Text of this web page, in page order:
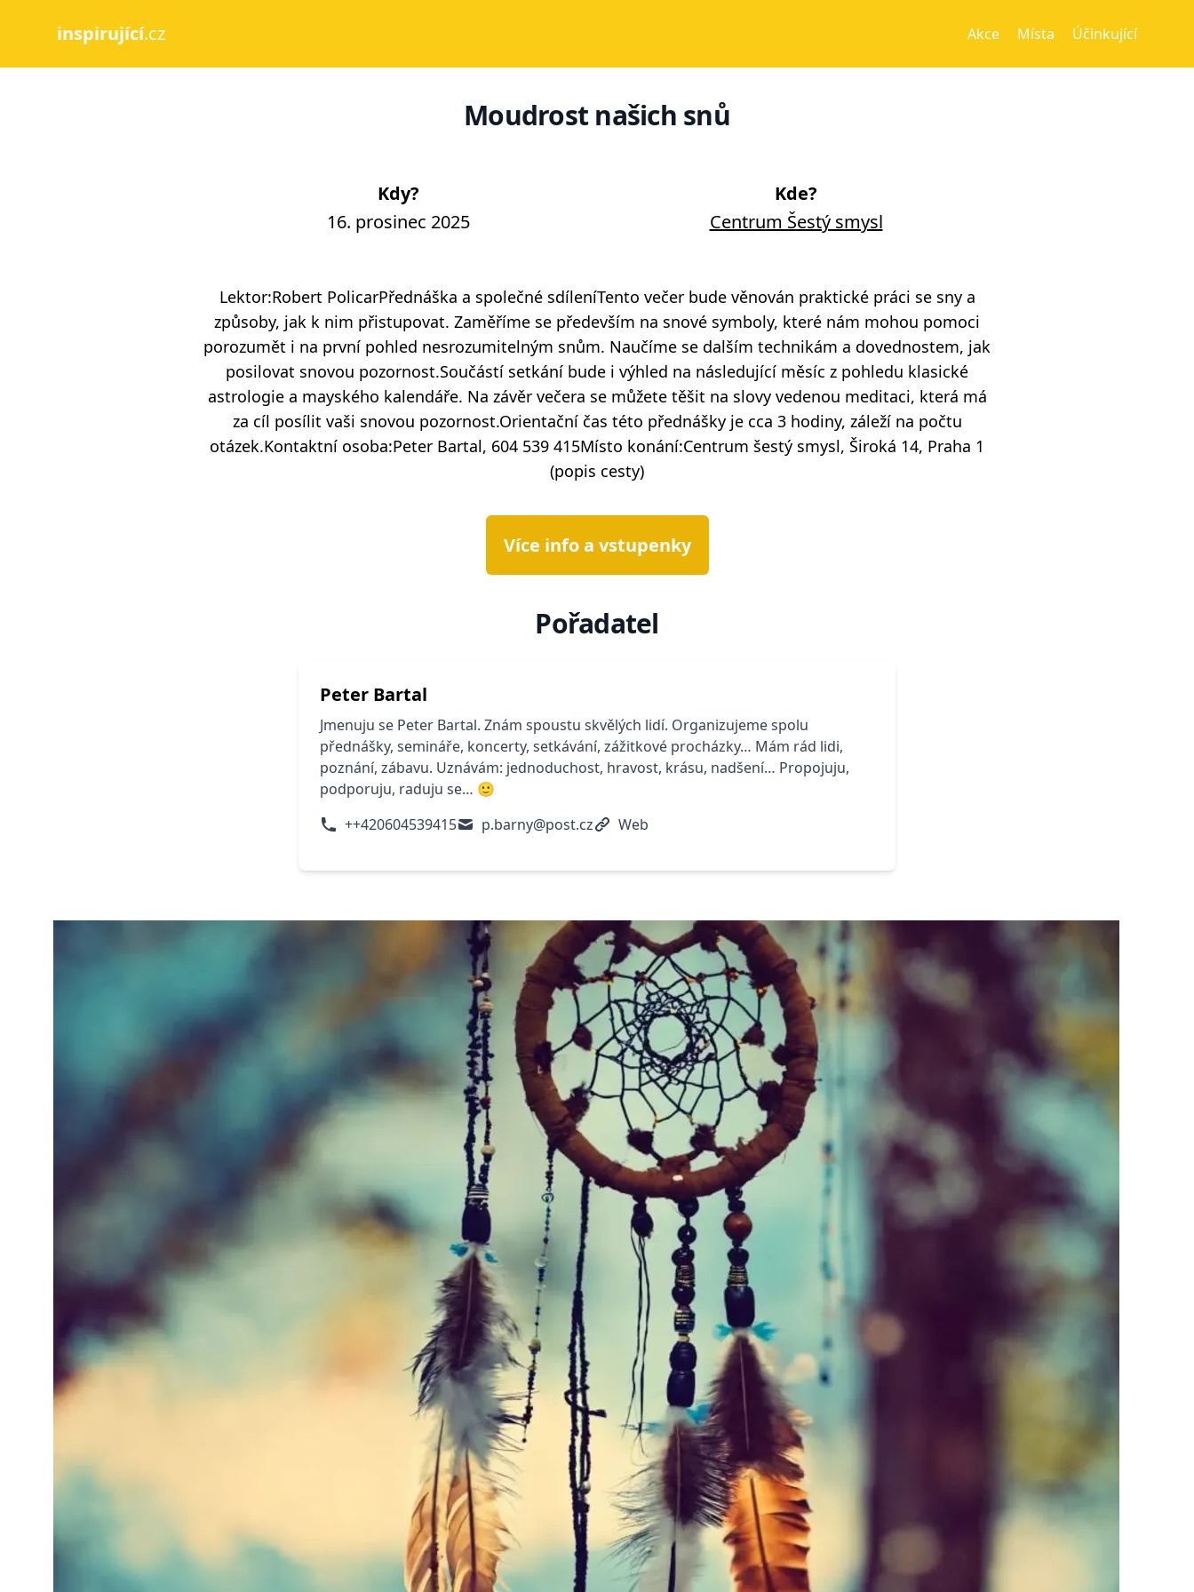
inspirující.cz Akce Místa Účinkující
Moudrost našich snů
Kdy?
16. prosinec 2025
Kde?
Centrum Šestý smysl
Lektor:Robert PolicarPřednáška a společné sdíleníTento večer bude věnován praktické práci se sny a
způsoby, jak k nim přistupovat. Zaměříme se především na snové symboly, které nám mohou pomoci
porozumět i na první pohled nesrozumitelným snům. Naučíme se dalším technikám a dovednostem, jak
posilovat snovou pozornost.Součástí setkání bude i výhled na následující měsíc z pohledu klasické
astrologie a mayského kalendáře. Na závěr večera se můžete těšit na slovy vedenou meditaci, která má
za cíl posílit vaši snovou pozornost.Orientační čas této přednášky je cca 3 hodiny, záleží na počtu
otázek.Kontaktní osoba:Peter Bartal, 604 539 415Místo konání:Centrum šestý smysl, Široká 14, Praha 1
(popis cesty)
Více info a vstupenky
Pořadatel
Peter Bartal
Jmenuju se Peter Bartal. Znám spoustu skvělých lidí. Organizujeme spolu
přednášky, semináře, koncerty, setkávání, zážitkové procházky… Mám rád lidi,
poznání, zábavu. Uznávám: jednoduchost, hravost, krásu, nadšení… Propojuju,
podporuju, raduju se… 🙂
++420604539415
p.barny@post.cz Web